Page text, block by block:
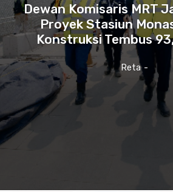
Dewan Komisaris MRT
Proyek Stasiun
Konstruksi Tembus
Reta -